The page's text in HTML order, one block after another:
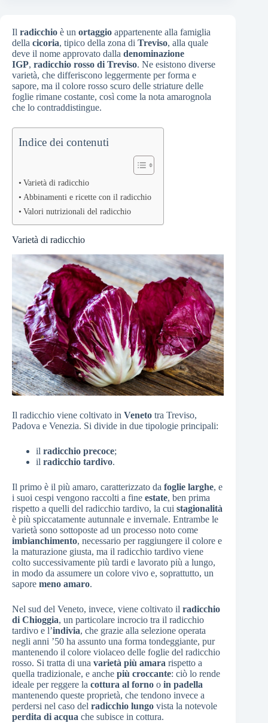
Il radicchio è un ortaggio appartenente alla famiglia
della cicoria, tipico della zona di Treviso, alla quale
deve il nome approvato dalla denominazione
IGP, radicchio rosso di Treviso. Ne esistono diverse
varietà, che differiscono leggermente per forma e
sapore, ma il colore rosso scuro delle striature delle
foglie rimane costante, così come la nota amarognola
che lo contraddistingue.
Indice dei contenuti
Varietà di radicchio
Abbinamenti e ricette con il radicchio
Valori nutrizionali del radicchio
Varietà di radicchio
Il radicchio viene coltivato in Veneto tra Treviso,
Padova e Venezia. Si divide in due tipologie principali:
il radicchio precoce;
il radicchio tardivo.
Il primo è il più amaro, caratterizzato da foglie larghe, e
i suoi cespi vengono raccolti a fine estate, ben prima
rispetto a quelli del radicchio tardivo, la cui stagionalità
è più spiccatamente autunnale e invernale. Entrambe le
varietà sono sottoposte ad un processo noto come
imbianchimento, necessario per raggiungere il colore e
la maturazione giusta, ma il radicchio tardivo viene
colto successivamente più tardi e lavorato più a lungo,
in modo da assumere un colore vivo e, soprattutto, un
sapore meno amaro.
Nel sud del Veneto, invece, viene coltivato il radicchio
di Chioggia, un particolare incrocio tra il radicchio
tardivo e l’indivia, che grazie alla selezione operata
negli anni ’50 ha assunto una forma tondeggiante, pur
mantenendo il colore violaceo delle foglie del radicchio
rosso. Si tratta di una varietà più amara rispetto a
quella tradizionale, e anche più croccante: ciò lo rende
ideale per reggere la cottura al forno o in padella
mantenendo queste proprietà, che tendono invece a
perdersi nel caso del radicchio lungo vista la notevole
perdita di acqua che subisce in cottura.